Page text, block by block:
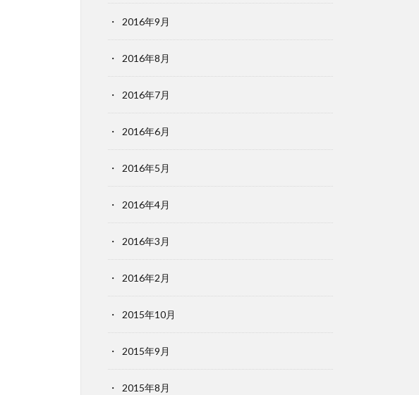
2016年9月
2016年8月
2016年7月
2016年6月
2016年5月
2016年4月
2016年3月
2016年2月
2015年10月
2015年9月
2015年8月